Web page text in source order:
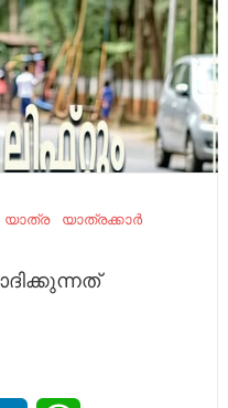
യാത്ര
യാത്രക്കാർ